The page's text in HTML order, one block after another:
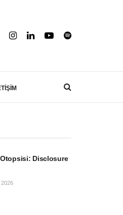
Otopsisi: Disclosure